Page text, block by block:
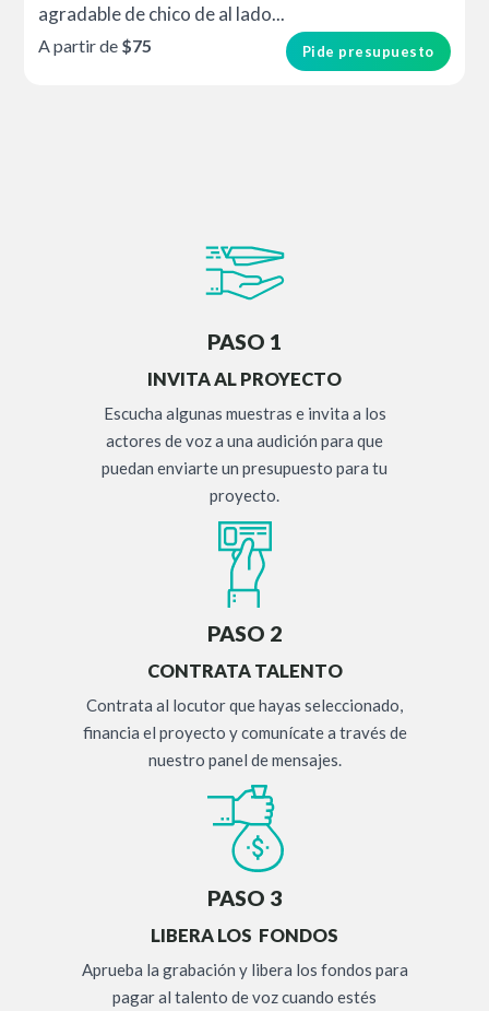
agradable de chico de al lado...
Pide presupuesto
A partir de $75
PASO 1
INVITA AL PROYECTO
Escucha algunas muestras e invita a los
actores de voz a una audición para que
puedan enviarte un presupuesto para tu
proyecto.
PASO 2
CONTRATA TALENTO
Contrata al locutor que hayas seleccionado,
financia el proyecto y comunícate a través de
nuestro panel de mensajes.
PASO 3
LIBERA LOS FONDOS
Aprueba la grabación y libera los fondos para
pagar al talento de voz cuando estés